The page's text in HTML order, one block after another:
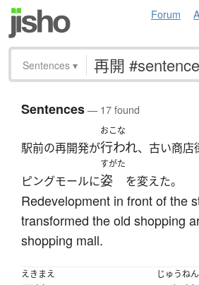
Forum
Sentences ▾
Sentences— 17 found
駅前の再開発が
おこな
行われ、古い商店
ピングモールに
すがた
姿 を変えた。
Redevelopment in front of the
transformed the old shopping
shopping mall.
えきまえ
じゅうね